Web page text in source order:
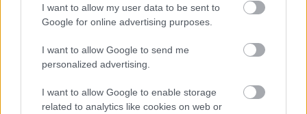
I want to allow my user data to be sent to
Google for online advertising purposes.
I want to allow Google to send me
personalized advertising.
I want to allow Google to enable storage
related to analytics like cookies on web or
hogy négylábúaknak semmi keresnivalójuk egy
közértben... Temérdek a lemondás, bele kell
a húsos hűtő tartalmát kizárólag messziről
gusztálhatom. Csoroghat a nyálam, hiába lapul ott a
rengeteg ínycsiklandó kolbász, virsli, szalámi,
kénytelen vagyok beérni a csábító illatokkal.